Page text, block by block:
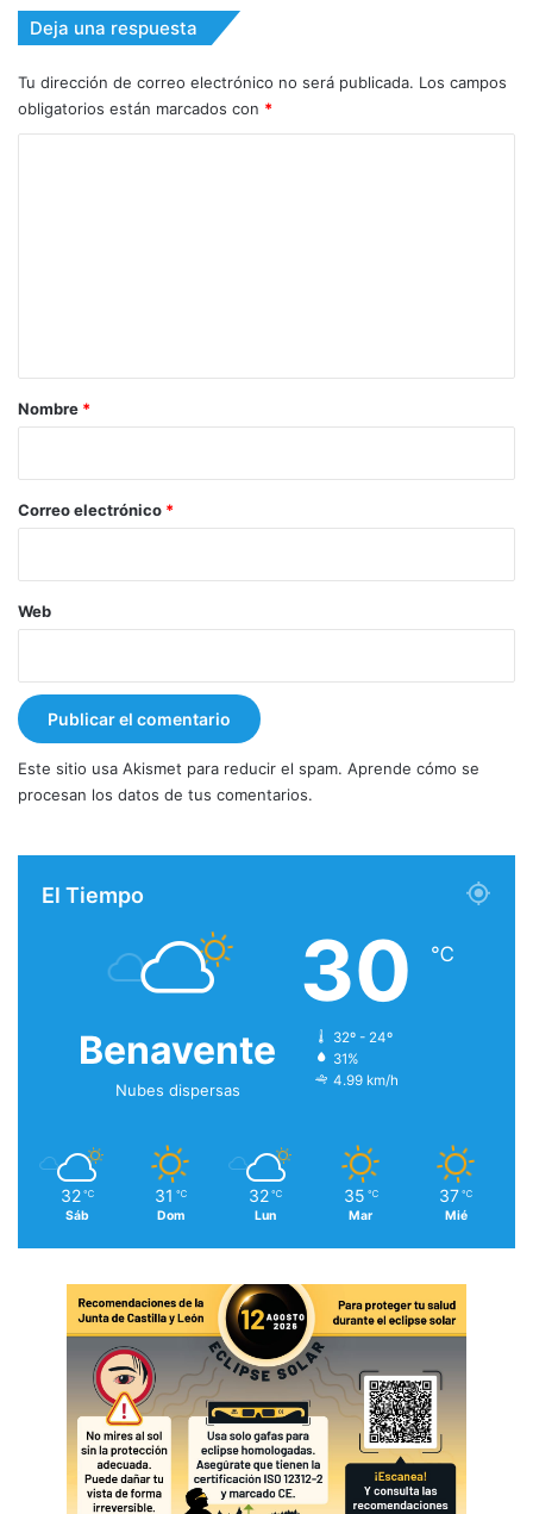
Deja una respuesta
Tu dirección de correo electrónico no será publicada. Los campos
obligatorios están marcados con *
r
*
Nombre *
Correo electrónico *
Web
Este sitio usa Akismet para reducir el spam. Aprende cómo se
procesan los datos de tus comentarios.
El Tiempo
Benavente
Nubes dispersas
30 ℃
32º - 24º
31%
4.99 km/h
32 ℃
Sáb
31 ℃
Dom
32 ℃
Lun
35 ℃
Mar
37 ℃
Mié